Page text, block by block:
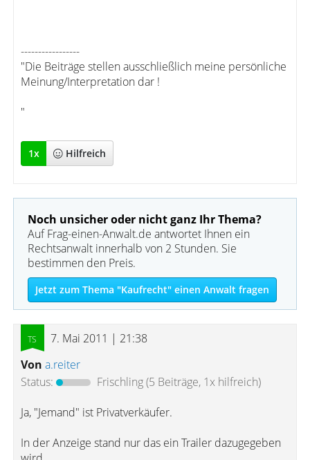
-----------------
"Die Beiträge stellen ausschließlich meine persönliche
Meinung/Interpretation dar !
"
1x Hilfreich
Noch unsicher oder nicht ganz Ihr Thema?
Auf Frag-einen-Anwalt.de antwortet Ihnen ein
Rechtsanwalt innerhalb von 2 Stunden. Sie
bestimmen den Preis.
Jetzt zum Thema "Kaufrecht" einen Anwalt fragen
7. Mai 2011 | 21:38
Von a.reiter
Status:
Frischling(5 Beiträge, 1x hilfreich)
Ja, "Jemand" ist Privatverkäufer.
In der Anzeige stand nur das ein Trailer dazugegeben